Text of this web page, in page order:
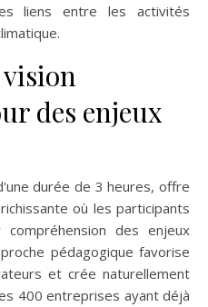
liens entre les activités
des enjeux
durée de 3 heures, offre
où les participants
des enjeux
pédagogique favorise
et crée naturellement
400 entreprises ayant déjà